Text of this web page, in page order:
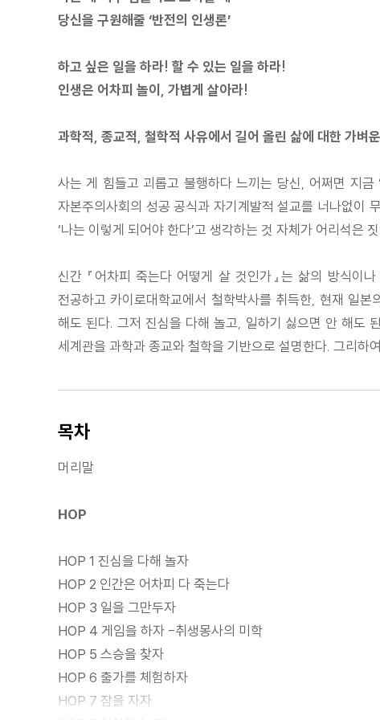
당신을 구원해줄 ‘반전의 인생론’
하고 싶은 일을 하라! 할 수 있는 일을 하라!
인생은 어차피 놀이, 가볍게 살아라!
과학적, 종교적, 철학적 사유에서 길어 올린 삶에 대한 가벼
사는 게 힘들고 괴롭고 불행하다 느끼는 당신, 어쩌면 지금
자본주의사회의 성공 공식과 자기계발적 설교를 너나없이
‘나는 이렇게 되어야 한다’고 생각하는 것 자체가 어리석은
신간 『어차피 죽는다 어떻게 살 것인가』는 삶의 방식이
전공하고 카이로대학교에서 철학박사를 취득한, 현재 일
해도 된다. 그저 진심을 다해 놀고, 일하기 싫으면 안 해도
세계관을 과학과 종교와 철학을 기반으로 설명한다. 그리하
목차
머리말
HOP
HOP 1 진심을 다해 놀자
HOP 2 인간은 어차피 다 죽는다
HOP 3 일을 그만두자
HOP 4 게임을 하자 -취생몽사의 미학
HOP 5 스승을 찾자
HOP 6 출가를 체험하자
HOP 7 잠을 자자